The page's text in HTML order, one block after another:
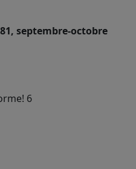
septembre-octobre
6